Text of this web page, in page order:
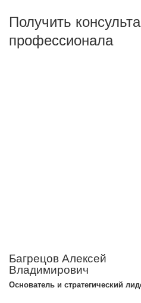
Получить
профессионала
Багрецов Алексей
Владимирович
Основатель и стратегический